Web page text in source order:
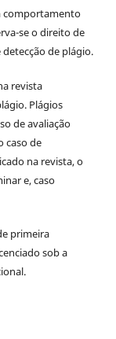
comportamento
se o direito de
de plágio.
revista
Plágios
de avaliação
caso de
na revista, o
e, caso
primeira
sob a